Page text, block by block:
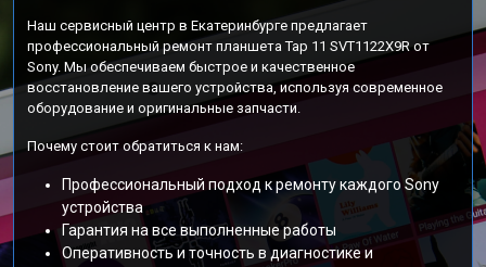
Наш сервисный центр в Екатеринбурге предлагает
профессиональный ремонт планшета Tap 11 SVT1122X9R от
Sony. Мы обеспечиваем быстрое и качественное
восстановление вашего устройства, используя современное
оборудование и оригинальные запчасти.
Почему стоит обратиться к нам:
Профессиональный подход к ремонту каждого Sony
устройства
Гарантия на все выполненные работы
Оперативность и точность в диагностике и